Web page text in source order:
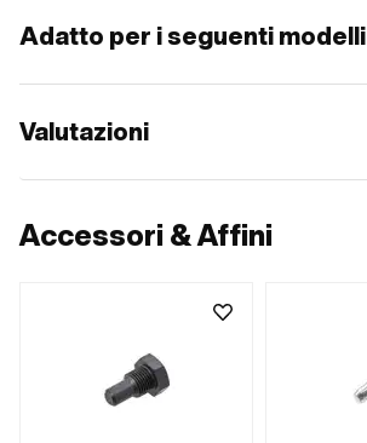
Adatto per i seguenti modelli
Valutazioni
Accessori & Affini